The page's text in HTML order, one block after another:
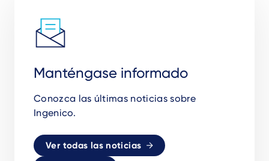
Manténgase informado
Conozca las últimas noticias sobre
Ingenico.
Ver todas las noticias